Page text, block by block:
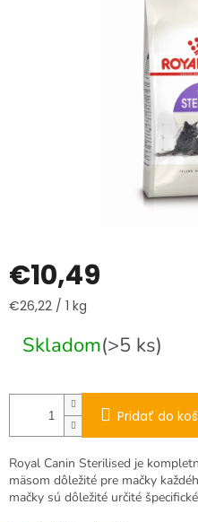
€10,49
Jednotková
€26,22 / 1 kg
Skladom(>5 ks)
Pridať do
Royal Canin Sterilised je
mäsom dôležité pre mačky
mačky sú dôležité určité